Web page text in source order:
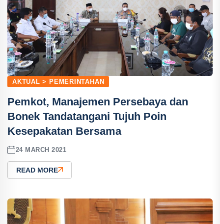
AKTUAL > PEMERINTAHAN
Pemkot, Manajemen Persebaya dan
Bonek Tandatangani Tujuh Poin
Kesepakatan Bersama
24 MARCH 2021
READ MORE